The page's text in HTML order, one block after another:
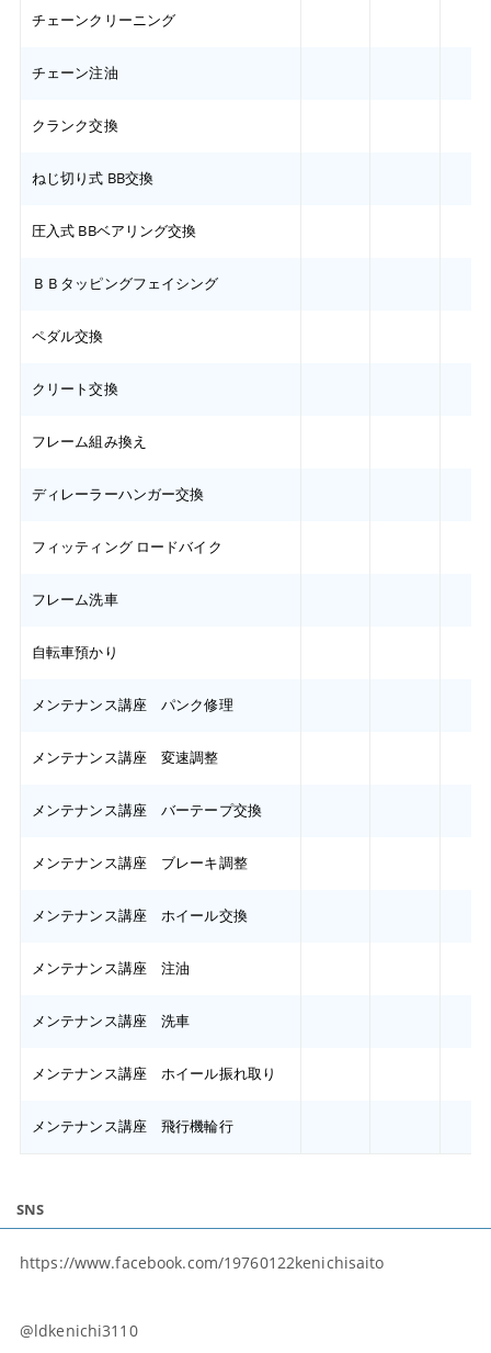
チェーンクリーニング
チェーン注油
クランク交換
ねじ切り式 BB交換
圧入式 BBベアリング交換
ＢＢタッピングフェイシング
ペダル交換
クリート交換
フレーム組み換え
ディレーラーハンガー交換
フィッティング ロードバイク
フレーム洗車
自転車預かり
メンテナンス講座 パンク修理
メンテナンス講座 変速調整
メンテナンス講座 バーテープ交換
メンテナンス講座 ブレーキ調整
メンテナンス講座 ホイール交換
メンテナンス講座 注油
メンテナンス講座 洗車
メンテナンス講座 ホイール振れ取り
メンテナンス講座 飛行機輪行
SNS
https://www.facebook.com/19760122kenichisaito
@ldkenichi3110